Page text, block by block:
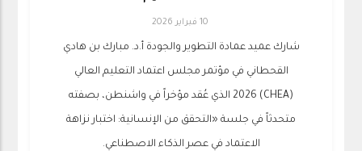
10 فبراير 2026
شارك عميد عمادة التطوير والجودة أ.د. مبارك بن هادي
القحطاني في مؤتمر مجلس اعتماد التعليم العالي
(CHEA) 2026 الذي عُقد مؤخراً في واشنطن، بصفته
متحدثاً في جلسة «التحقق من الإنسانية: اختبار نزاهة
الاعتماد في عصر الذكاء الاصطناعي.